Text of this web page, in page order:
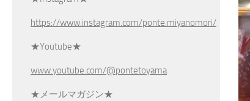
https://www.instagram.com/ponte.miyanomori/
★Youtube★
www.youtube.com/@pontetoyama
★メールマガジン★